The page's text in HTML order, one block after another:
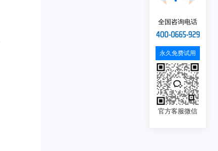
全国咨询电话
永久免费试用
官方客服微信